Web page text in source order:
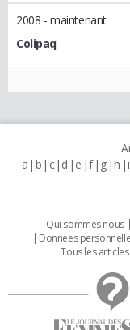
2008 - maintenant
Colipaq
a b c d e f g h i
Qui sommes nous
Données
Tous les articles